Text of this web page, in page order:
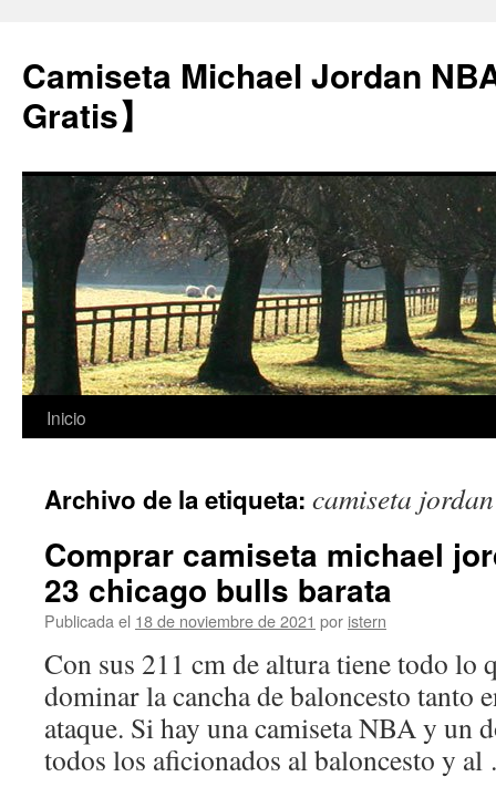
Camiseta Michael Jordan
Gratis】
Saltar
contenido
Inicio
Archivo de la etiqueta: camiseta
Comprar camiseta michael
23 chicago bulls barata
Publicada el 18 de noviembre de 2021 por istern
Con sus 211 cm de altura tiene todo lo
dominar la cancha de baloncesto tanto
ataque. Si hay una camiseta NBA y un
todos los aficionados al baloncesto y